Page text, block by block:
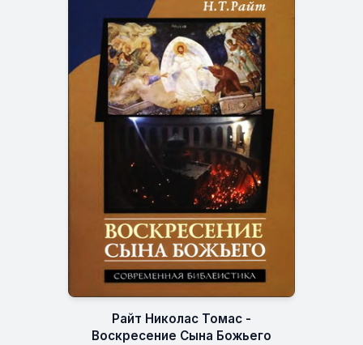
Райт Николас Томас -
Воскресение Сына Божьего